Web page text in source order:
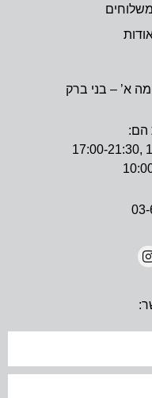
משלוחים
הם:
N
S
R
A